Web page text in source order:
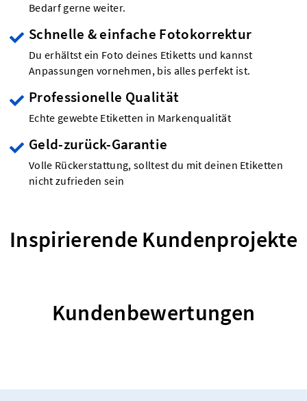
Bedarf gerne weiter.
Schnelle & einfache Fotokorrektur
Du erhältst ein Foto deines Etiketts und kannst
Anpassungen vornehmen, bis alles perfekt ist.
Professionelle Qualität
Echte gewebte Etiketten in Markenqualität
Geld-zurück-Garantie
Volle Rückerstattung, solltest du mit deinen Etiketten
nicht zufrieden sein
Inspirierende Kundenprojekte
Kundenbewertungen